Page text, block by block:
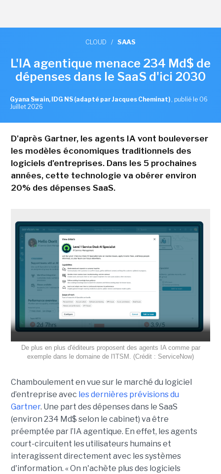
CLOUD / SAAS
L'IA agentique menace 234 Md$ de
dépenses dans le SaaS d'ici 2030
Gyana Swain, IDG NS (adapté par Jacques Cheminat) , publié le 06
Juillet 2026
D'après Gartner, les agents IA vont bouleverser
les modèles économiques traditionnels des
logiciels d'entreprises. Dans les 5 prochaines
années, cette technologie va obérer environ
20% des dépenses SaaS.
De plus en plus d'éditeurs proposent des agents IA comme par
exemple dans le domaine de l'ITSM. (Crédit : ServiceNow)
Chamboulement en vue sur le marché du logiciel
d’entreprise avec les dernières prévisions du
Gartner. Une part des dépenses dans le SaaS
(environ 234 Md$ selon le cabinet) va être
préemptée par l’IA agentique. En effet, les agents
court-circuitent les utilisateurs humains et
interagissent directement avec les systèmes
d'information. « On n'achète plus des logiciels